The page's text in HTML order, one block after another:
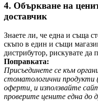
4. Объркване на
доставчик
Знаете ли, че една и съща
скъпо в един и същи
дистрибутор, рискувате да
Поправката:
Присъединете се към
стоматологични продукти
оферти, и използвайте
проверите цените една до